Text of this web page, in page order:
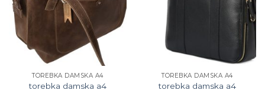
TOREBKA DAMSKA A4
torebka damska a4
TOREBKA DAMSKA A4
torebka damska a4